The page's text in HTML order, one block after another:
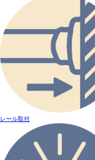
レール取付